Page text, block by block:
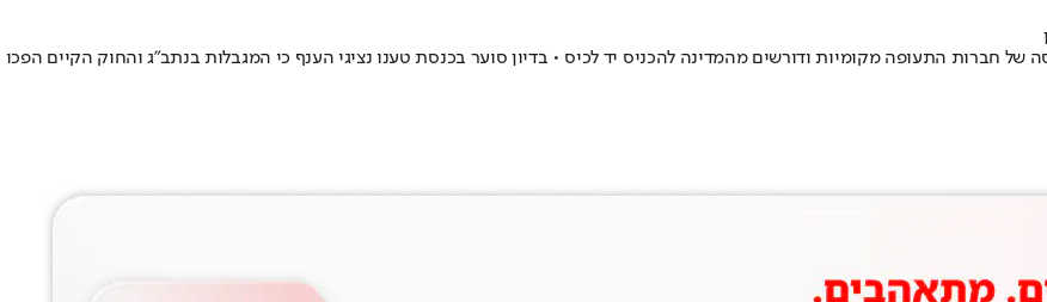
חברות התעופה מקומיות ודורשים מהמדינה להכניס יד לכיס • בדיון סוער בכנסת טענו נציגי הענף כי המגבלות בנתב״ג והחוק הקיים הפכו